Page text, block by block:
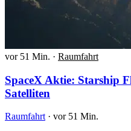
vor 51 Min. · Raumfahrt
SpaceX Aktie: Starship
Satelliten
Raumfahrt · vor 51 Min.